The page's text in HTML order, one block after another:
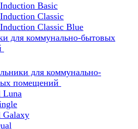
Basic
Classic
Classic Blue
для коммунально-бытовых
для коммунально-
помещений
Luna
Galaxy